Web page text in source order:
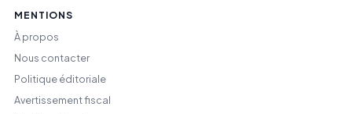
MENTIONS
À propos
Nous contacter
Politique éditoriale
Avertissement fiscal